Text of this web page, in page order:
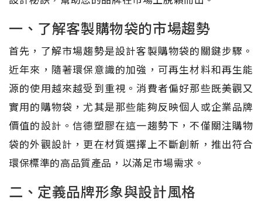
一、了解客製購物袋的市場趨勢
首先，了解市場趨勢是設計客製購物袋的關鍵步驟。
近年來，隨著環保意識的加強，可再生材料和再生能
源的使用越來越受到重視。消費者偏好那些既美觀又
實用的購物袋，尤其是那些能夠反映個人或企業品牌
價值的設計。信德塑膠在這一趨勢下，不僅關注購物
袋的外觀設計，更在材質選擇上不斷創新，推出符合
環保標準的高品質產品，以滿足市場需求。
二、定義品牌形象與設計風格